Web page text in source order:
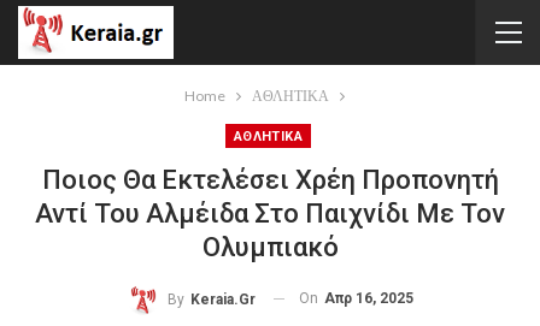
Home ΑΘΛΗΤΙΚΑ
ΑΘΛΗΤΙΚΑ
Ποιος Θα Εκτελέσει Χρέη Προπονητή
Αντί Του Αλμέιδα Στο Παιχνίδι Με Τον
Ολυμπιακό
By Keraia.gr On Απρ 16, 2025